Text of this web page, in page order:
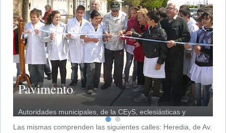
Pavimento
Autoridades municipales, de la CEyS, eclesiásticas y
vecinos, presentes en el acto.
Las mismas comprenden las siguientes calles: Heredia, de Av.